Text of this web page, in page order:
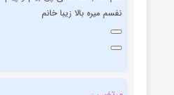
نفسم میره بالا زیبا خانم